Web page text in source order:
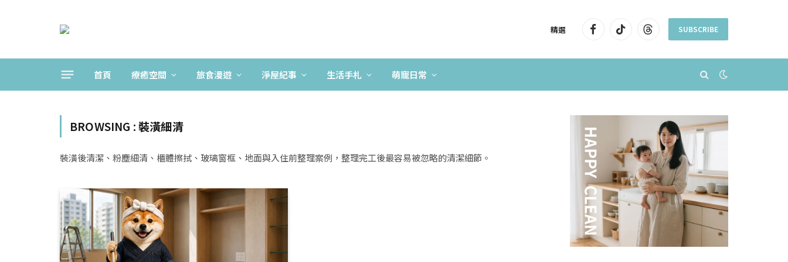
精選 FacebookTikTokThreadsSUBSCRIBE
首頁 療癒空間 旅食漫遊 淨屋紀事 生活手札 萌寵日常
BROWSING :裝潢細清
裝潢後清潔、粉塵細清、櫃體擦拭、玻璃窗框、地面與入住前整理案例，整理完工後最容易被忽略的清潔細節。